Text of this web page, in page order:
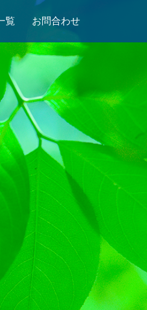
覧 お問合わせ